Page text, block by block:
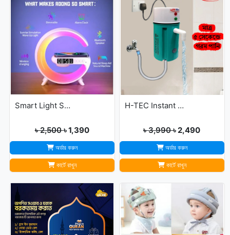
Smart Light Sound Machine G Shape
৳ 2,500৳ 1,390
অর্ডার করুন
কার্টে রাখুন
H-TEC Instant Portable Geyser
৳ 3,990৳ 2,490
অর্ডার করুন
কার্টে রাখুন